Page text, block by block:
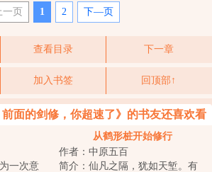
一页 1 2 下—页
查看目录 下一章
加入书签 回顶部↑
面的剑修，你超速了》的书友还喜欢看
一次意
从鹤形桩开始修行
作者：中原五百
简介：仙凡之隔，犹如天堑。有